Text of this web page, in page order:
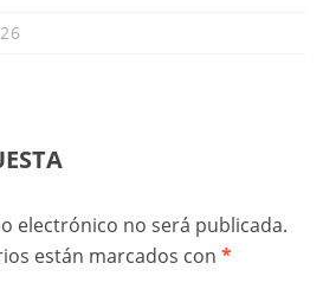
electrónico no será publicada.
están marcados con *